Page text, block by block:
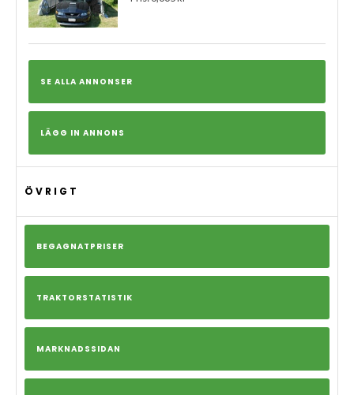
SE ALLA ANNONSER
LÄGG IN ANNONS
ÖVRIGT
BEGAGNATPRISER
TRAKTORSTATISTIK
MARKNADSSIDAN